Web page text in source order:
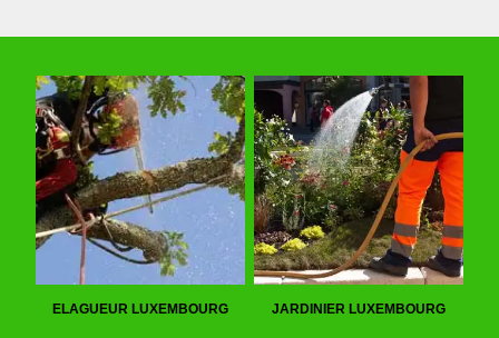
ELAGUEUR LUXEMBOURG JARDINIER LUXEMBOURG